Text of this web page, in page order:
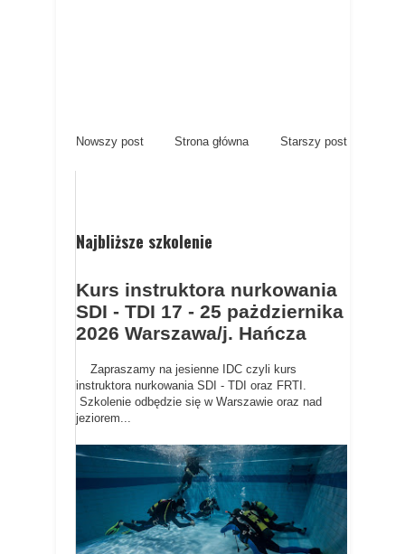
Nowszy post Starszy post
Strona główna
Najbliższe szkolenie
Kurs instruktora nurkowania
SDI - TDI 17 - 25 pażdziernika
2026 Warszawa/j. Hańcza
Zapraszamy na jesienne IDC czyli kurs
instruktora nurkowania SDI - TDI oraz FRTI.
Szkolenie odbędzie się w Warszawie oraz nad
jeziorem...